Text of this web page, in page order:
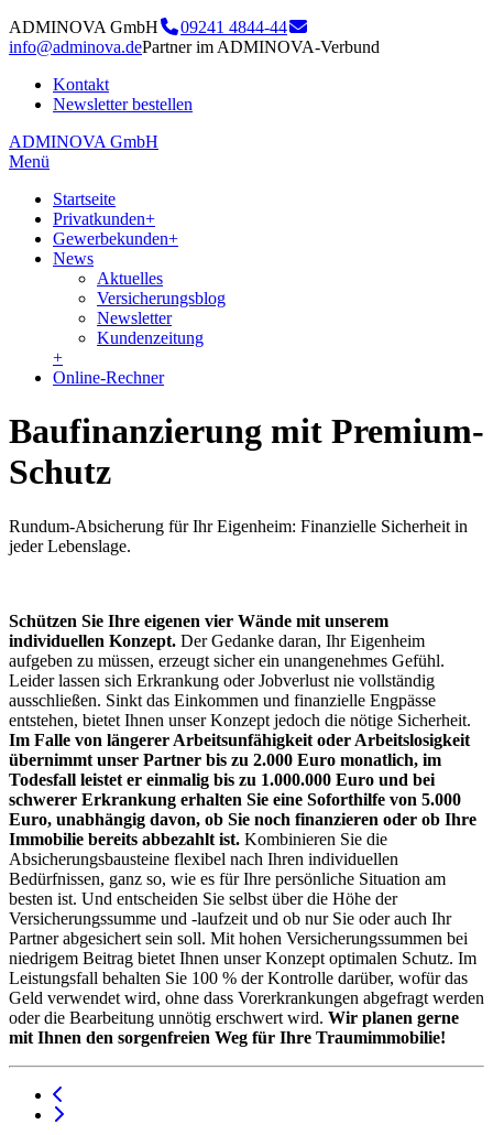
ADMINOVA GmbH
09241 4844-44
info@adminova.dePartner im ADMINOVA-Verbund
Kontakt
Newsletter bestellen
ADMINOVA GmbH
Menü
Startseite
Privatkunden+
Gewerbekunden+
News
Aktuelles
Versicherungsblog
Newsletter
Kundenzeitung
+
Online-Rechner
Baufinanzierung mit Premium-
Schutz
Rundum-Absicherung für Ihr Eigenheim: Finanzielle Sicherheit in
jeder Lebenslage.
Schützen Sie Ihre eigenen vier Wände mit unserem
individuellen Konzept. Der Gedanke daran, Ihr Eigenheim
aufgeben zu müssen, erzeugt sicher ein unangenehmes Gefühl.
Leider lassen sich Erkrankung oder Jobverlust nie vollständig
ausschließen. Sinkt das Einkommen und finanzielle Engpässe
entstehen, bietet Ihnen unser Konzept jedoch die nötige Sicherheit.
Im Falle von längerer Arbeitsunfähigkeit oder Arbeitslosigkeit
übernimmt unser Partner bis zu 2.000 Euro monatlich, im
Todesfall leistet er einmalig bis zu 1.000.000 Euro und bei
schwerer Erkrankung erhalten Sie eine Soforthilfe von 5.000
Euro, unabhängig davon, ob Sie noch finanzieren oder ob Ihre
Immobilie bereits abbezahlt ist. Kombinieren Sie die
Absicherungsbausteine flexibel nach Ihren individuellen
Bedürfnissen, ganz so, wie es für Ihre persönliche Situation am
besten ist. Und entscheiden Sie selbst über die Höhe der
Versicherungssumme und -laufzeit und ob nur Sie oder auch Ihr
Partner abgesichert sein soll. Mit hohen Versicherungssummen bei
niedrigem Beitrag bietet Ihnen unser Konzept optimalen Schutz. Im
Leistungsfall behalten Sie 100 % der Kontrolle darüber, wofür das
Geld verwendet wird, ohne dass Vorerkrankungen abgefragt werden
oder die Bearbeitung unnötig erschwert wird. Wir planen gerne
mit Ihnen den sorgenfreien Weg für Ihre Traumimmobilie!